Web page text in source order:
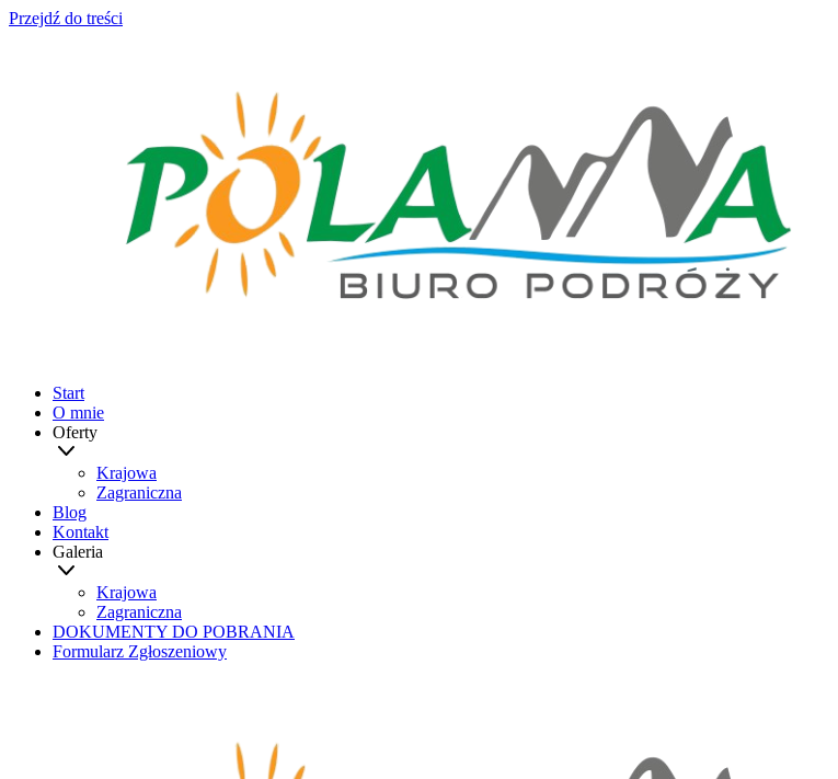
Przejdź do treści
Start
O mnie
Oferty
Krajowa
Zagraniczna
Blog
Kontakt
Galeria
Krajowa
Zagraniczna
DOKUMENTY DO POBRANIA
Formularz Zgłoszeniowy